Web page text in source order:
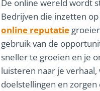
De online wereld wordt
Bedrijven die inzetten
online reputatie
gebruik van de
sneller te groeien en je
luisteren naar je
doelstellingen en zorgen